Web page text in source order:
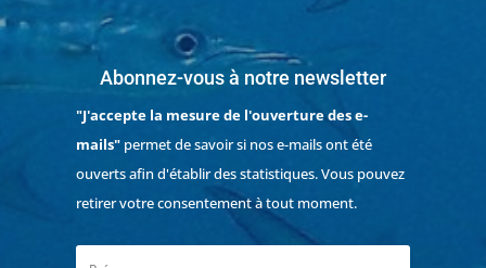
Abonnez-vous à notre newsletter
"J'accepte la mesure de l'ouverture des e-
mails"permet de savoir si nos e-mails ont été
ouverts afin d'établir des statistiques. Vous pouvez
retirer votre consentement à tout moment.